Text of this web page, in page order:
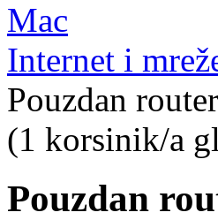
Mac
Internet i
Pouzdan
(1 korsinik/a
Pouzdan